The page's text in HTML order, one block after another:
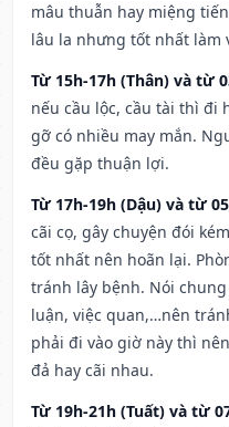
mâu thuẫn hay miệng
lâu la nhưng tốt nhất làm
Từ 15h-17h (Thân) và từ
nếu cầu lộc, cầu tài thì đi
gỡ có nhiều may mắn.
đều gặp thuận lợi.
Từ 17h-19h (Dậu) và từ
cãi cọ, gây chuyện đói
tốt nhất nên hoãn lại.
tránh lây bệnh. Nói
luận, việc quan,…nên
phải đi vào giờ này thì
đả hay cãi nhau.
Từ 19h-21h (Tuất) và từ